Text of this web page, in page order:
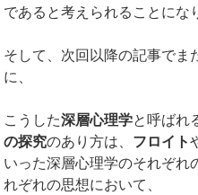
であると考えられることにな
そして、次回以降の記事でま
に、
こうした深層心理学と呼ばれ
の探究のあり方は、 フロイト
いった深層心理学のそれぞれ
れぞれの思想において、